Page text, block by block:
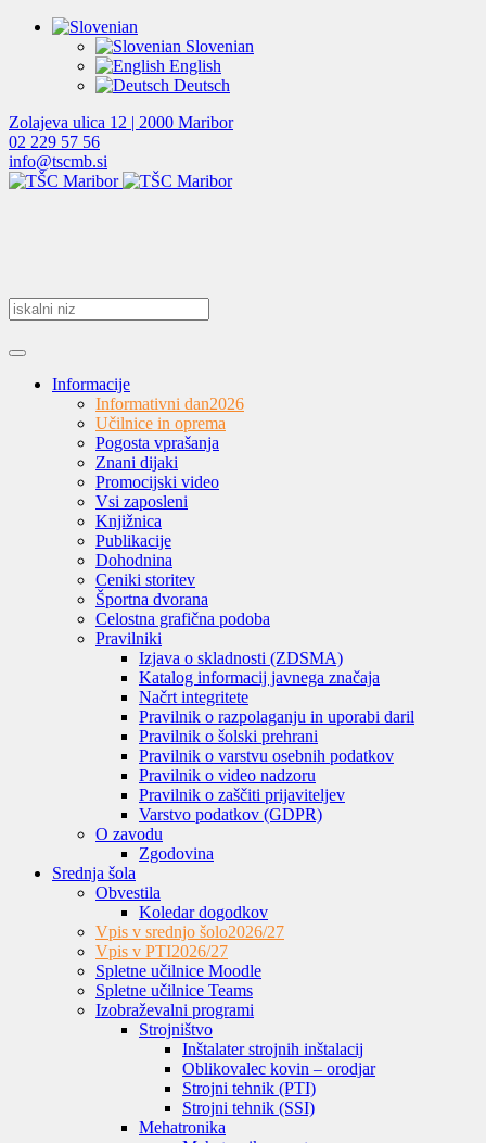
Slovenian
English
Deutsch
Zolajeva ulica 12 | 2000 Maribor
02 229 57 56
info@tscmb.si
Informacije
Informativni dan2026
Učilnice in oprema
Pogosta vprašanja
Znani dijaki
Promocijski video
Vsi zaposleni
Knjižnica
Publikacije
Dohodnina
Ceniki storitev
Športna dvorana
Celostna grafična podoba
Pravilniki
Izjava o skladnosti (ZDSMA)
Katalog informacij javnega značaja
Načrt integritete
Pravilnik o razpolaganju in uporabi daril
Pravilnik o šolski prehrani
Pravilnik o varstvu osebnih podatkov
Pravilnik o video nadzoru
Pravilnik o zaščiti prijaviteljev
Varstvo podatkov (GDPR)
O zavodu
Zgodovina
Srednja šola
Obvestila
Koledar dogodkov
Vpis v srednjo šolo2026/27
Vpis v PTI2026/27
Spletne učilnice Moodle
Spletne učilnice Teams
Izobraževalni programi
Strojništvo
Inštalater strojnih inštalacij
Oblikovalec kovin – orodjar
Strojni tehnik (PTI)
Strojni tehnik (SSI)
Mehatronika